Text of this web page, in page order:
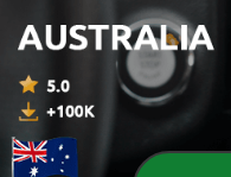
قرآن كريم مجود بصوت الشيخ
عبد الباسط عبد الصمد صدقة
جارية